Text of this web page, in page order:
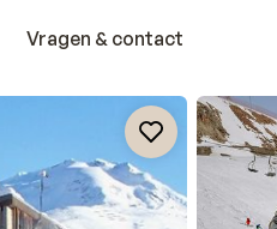
Vragen & contact